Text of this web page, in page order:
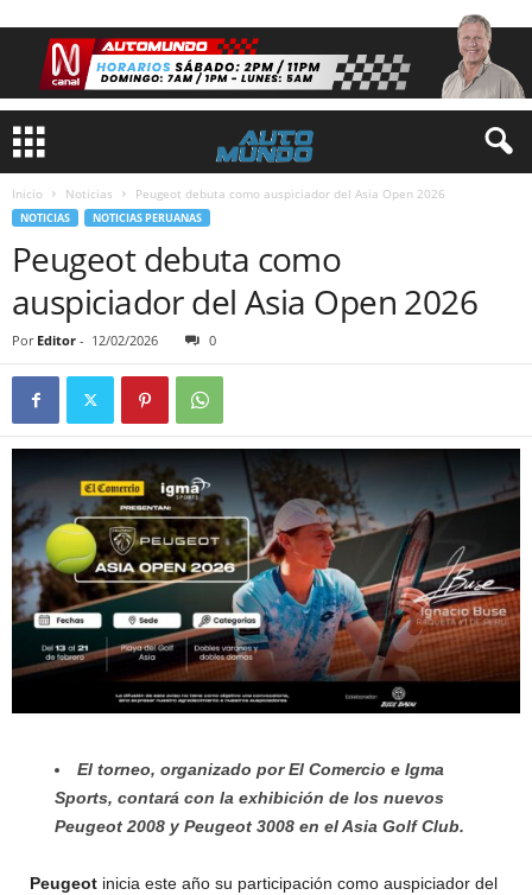
Inicio Noticias Peugeot debuta como auspiciador del Asia Open 2026
NOTICIAS NOTICIAS PERUANAS
Peugeot debuta como
auspiciador del Asia Open 2026
Por Editor - 12/02/2026 0
El torneo, organizado por El Comercio e Igma
Sports, contará con la exhibición de los nuevos
Peugeot 2008 y Peugeot 3008 en el Asia Golf Club.
Peugeot inicia este año su participación como auspiciador del